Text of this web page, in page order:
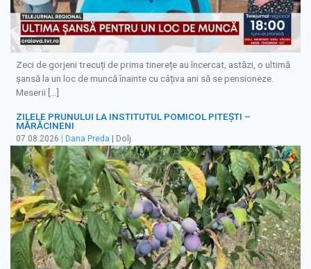
Zeci de gorjeni trecuți de prima tinerețe au încercat, astăzi, o ultimă
șansă la un loc de muncă înainte cu câțiva ani să se pensioneze.
Meserii […]
ZILELE PRUNULUI LA INSTITUTUL POMICOL PITEȘTI –
MĂRĂCINENI
07.08.2026 | Dana Preda | Dolj